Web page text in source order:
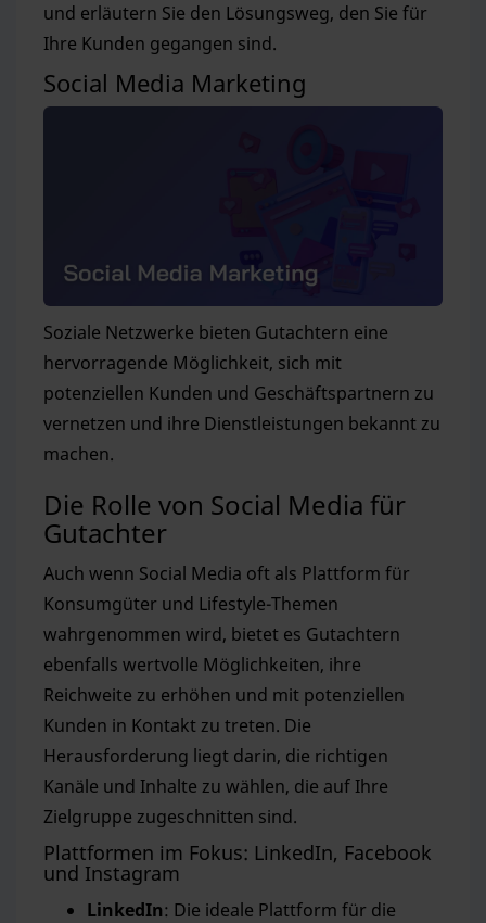
und erläutern Sie den Lösungsweg, den Sie für
Ihre Kunden gegangen sind.
Social Media Marketing
Soziale Netzwerke bieten Gutachtern eine
hervorragende Möglichkeit, sich mit
potenziellen Kunden und Geschäftspartnern zu
vernetzen und ihre Dienstleistungen bekannt zu
machen.
Die Rolle von Social Media für
Gutachter
Auch wenn Social Media oft als Plattform für
Konsumgüter und Lifestyle-Themen
wahrgenommen wird, bietet es Gutachtern
ebenfalls wertvolle Möglichkeiten, ihre
Reichweite zu erhöhen und mit potenziellen
Kunden in Kontakt zu treten. Die
Herausforderung liegt darin, die richtigen
Kanäle und Inhalte zu wählen, die auf Ihre
Zielgruppe zugeschnitten sind.
Plattformen im Fokus: LinkedIn, Facebook
und Instagram
LinkedIn: Die ideale Plattform für die